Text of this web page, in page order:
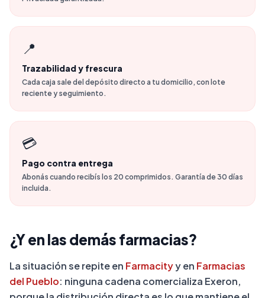
📍
Trazabilidad y frescura
Cada caja sale del depósito directo a tu domicilio, con lote
reciente y seguimiento.
💳
Pago contra entrega
Abonás cuando recibís los 20 comprimidos. Garantía de 30 días
incluida.
¿Y en las demás farmacias?
La situación se repite en Farmacityy en Farmacias
del Pueblo: ninguna cadena comercializa Exeron,